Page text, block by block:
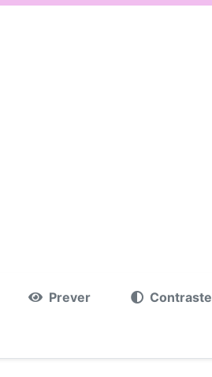
Prever Contraste